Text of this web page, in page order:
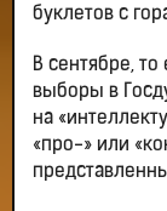
буклетов с
В сентябре, то
выборы в
на
«про-» или